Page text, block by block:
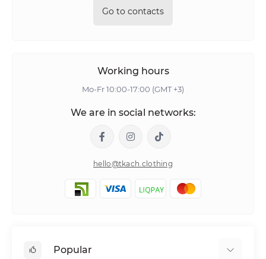
Go to contacts
Working hours
Mo-Fr 10:00-17:00 (GMT +3)
We are in social networks:
hello@tkach.clothing
Popular